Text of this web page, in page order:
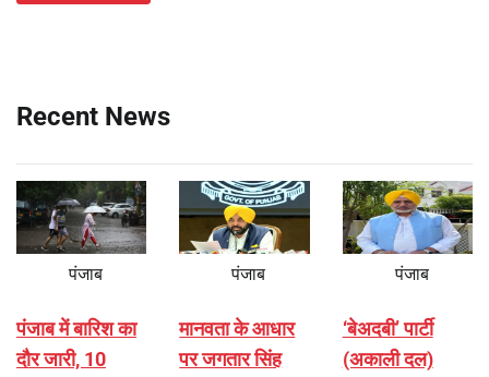
Recent News
पंजाब
पंजाब में बारिश का
दौर जारी, 10
पंजाब
मानवता के आधार
पर जगतार सिंह
पंजाब
‘बेअदबी’ पार्टी
(अकाली दल)